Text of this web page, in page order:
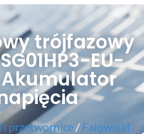
trójfazowy
EU-
Akumulator
i przetwornice / Falowniki